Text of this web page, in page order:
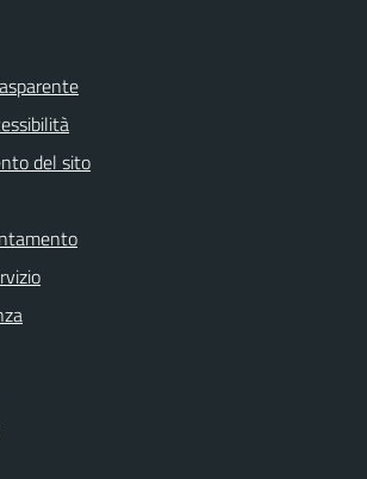
del sito